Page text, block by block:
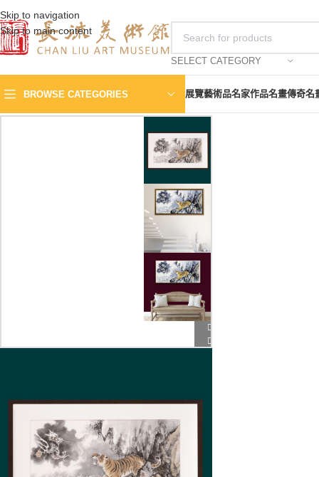
Skip to navigation
Skip to main content
SELECT CATEGORY
BROWSE CATEGORIES 展覽藝術品名家作品名畫傳奇名